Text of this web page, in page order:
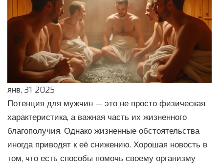
янв, 31 2025
Потенция для мужчин — это не просто физическая
характеристика, а важная часть их жизненного
благополучия. Однако жизненные обстоятельства
иногда приводят к её снижению. Хорошая новость в
том, что есть способы помочь своему организму